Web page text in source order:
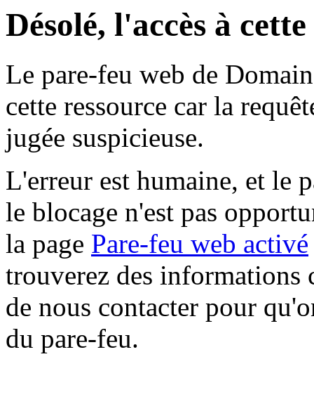
Désolé, l'accès à
Le pare-feu web de
cette ressource car la
jugée suspicieuse.
L'erreur est humaine, et le
le blocage n'est pas
la page Pare-feu web activé
trouverez des informations
de nous contacter pour
du pare-feu.